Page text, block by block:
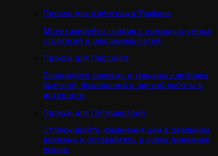
Прокси для Арбитража Трафика
Монетизируйте трафик с помощью умных
стратегий и рекламных сетей.
Прокси для Парсинга
Блокируйте рекламу и трекеры для более
быстрой, безопасной и чистой работы в
интернете.
Прокси для Путешествий
Отслеживайте изменения цен в реальном
времени и оставайтесь в курсе динамики
рынка.